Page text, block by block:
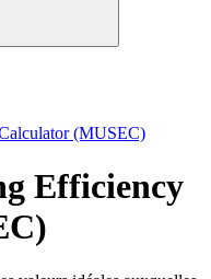
(MUSEC)
Efficiency